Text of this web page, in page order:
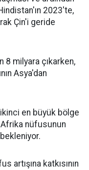
2023'te,
Çin'i geride
8 milyara çıkarken,
Asya'dan
en büyük bölge
nüfusunun
artışına katkısının